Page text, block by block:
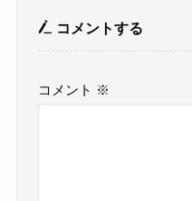
コメントする
コメント ※